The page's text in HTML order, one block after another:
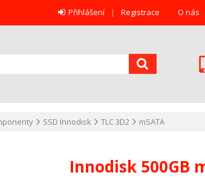
O nás
Přihlášení Registrace
SSD Innodisk TLC 3D2 mSATA
Innodisk 500GB